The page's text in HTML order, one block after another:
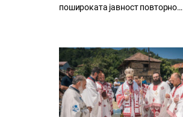
пошироката јавност повторно…